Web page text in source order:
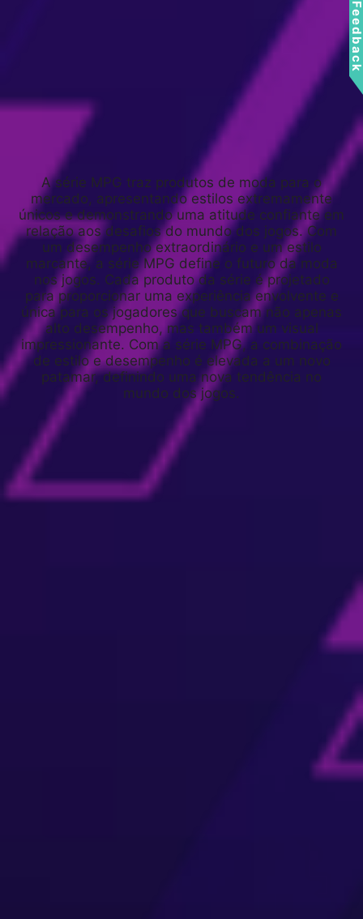
A série MPG traz produtos de moda para o
mercado, apresentando estilos extremamente
únicos e demonstrando uma atitude confiante em
relação aos desafios do mundo dos jogos. Com
um desempenho extraordinário e um estilo
marcante, a série MPG define o futuro da moda
nos jogos. Cada produto da série é projetado
para proporcionar uma experiência envolvente e
única para os jogadores que buscam não apenas
alto desempenho, mas também um visual
impressionante. Com a série MPG, a combinação
de estilo e desempenho é elevada a um novo
patamar, definindo uma nova tendência no
mundo dos jogos.